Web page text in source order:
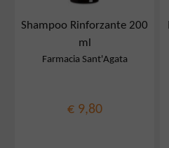
Shampoo Rinforzante 200
ml
Farmacia Sant'Agata
€ 9,80